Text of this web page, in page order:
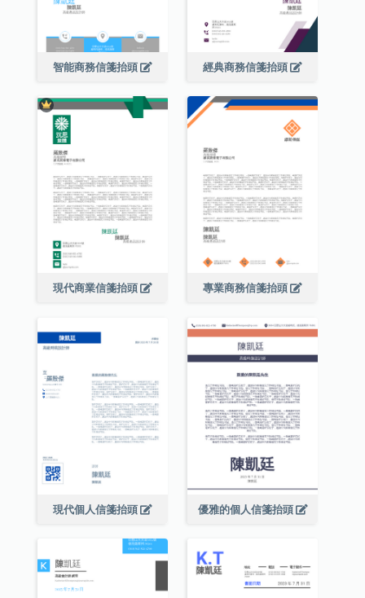
智能商務信箋抬頭 經典商務信箋抬頭
現代商業信箋抬頭 專業商務信箋抬頭
現代個人信箋抬頭 優雅的個人信箋抬頭